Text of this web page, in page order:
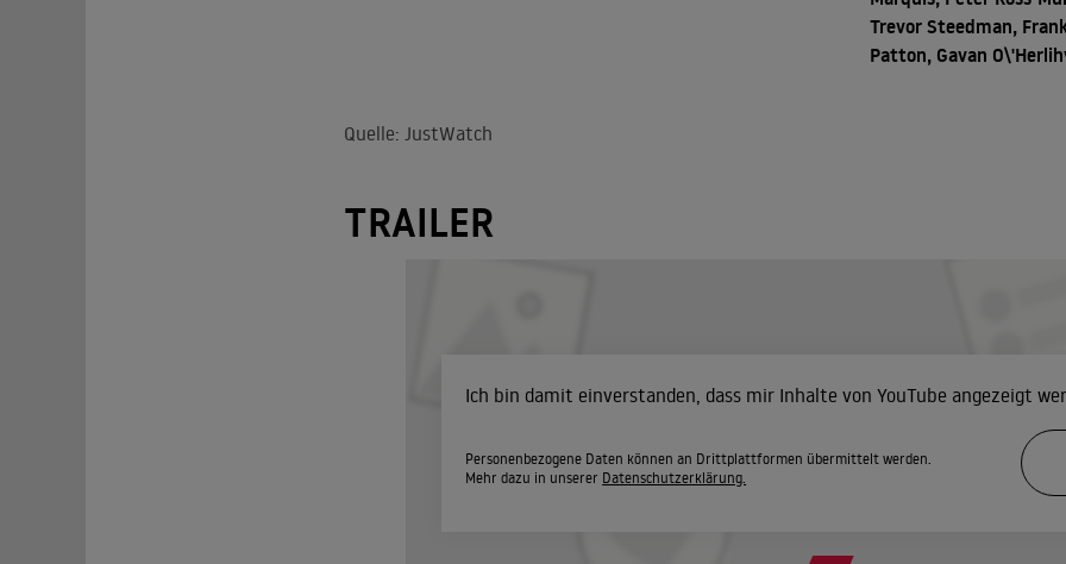
Trevor Steedman,
Patton, Gavan
Quelle: JustWatch
TRAILER
Ich bin damit einverstanden, dass mir Inhalte von YouTube angezeigt
Personenbezogene Daten können an Drittplattformen übermittelt werden.
Mehr dazu in unserer Datenschutzerklärung.